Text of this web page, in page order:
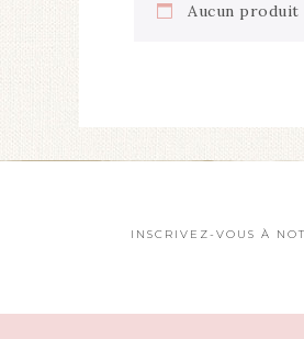
Aucun
INSCRIVEZ-VOUS À